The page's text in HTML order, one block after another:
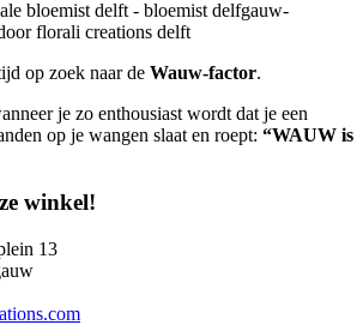
op zoek naar de Wauw-factor.
je zo enthousiast wordt dat je een
op je wangen slaat en roept: “WAUW is
winkel!
13